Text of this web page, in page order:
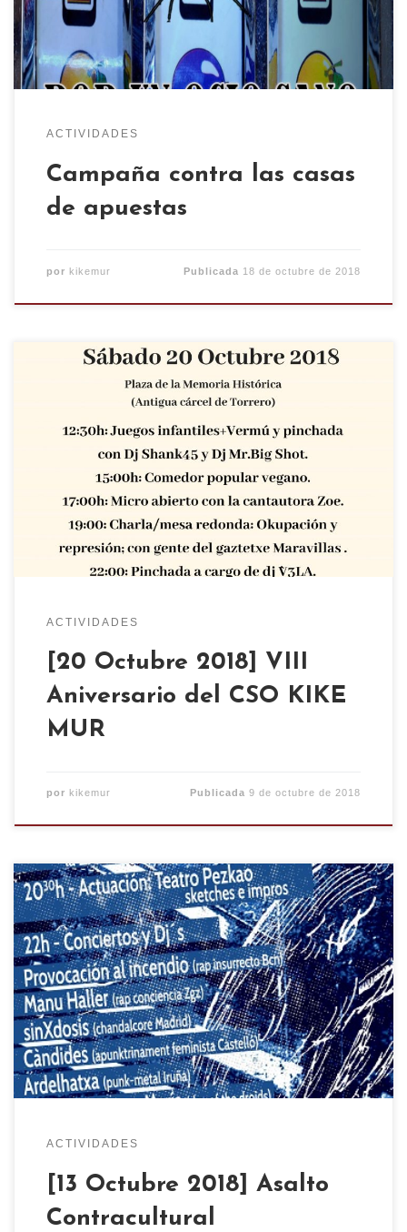
ganando dinero rápido. Pero no cuentan la
realidad: la banca siempre gana, robando a
nuestras […]
ACTIVIDADES
Campaña contra las casas
de apuestas
por kikemur Publicada 18 de octubre de 2018
No te pierdas el VII Aniversario del CSO KIKE
MUR el 20 octubre. La jornada empezará a las
12:30 con juegos infantiles, vermú y pinchada a
cargo de dj Shank45 y dj Mr Big Shot. Luego
habrá comida a las 15:00 y a las 17:00 micro
abierto con la participación […]
ACTIVIDADES
[20 Octubre 2018] VIII
Aniversario del CSO KIKE
MUR
por kikemur Publicada9 de octubre de 2018
Un año más llega el Asalto contracultural, que se
celebrará el 13 de octubre, sábado, en un lugar
que será anunciado pocas horas antes del
evento. La programación constará de CHARLA
ACTUACIÓN CONCIERTOS DJ´s Localización
https://www.google.es/maps/place/Calle+Edison,+
Tomas+A.,+22,+50014+Zaragoza/@41.66889,-0.867
1969,343m/data=!3m2!1e3!4b1!4m5!3m4!1s0xd59147
d3e429b17:0x71cc9b99091ad557!8m2!3d41.66889!4
d-0.8661
ACTIVIDADES
[13 Octubre 2018] Asalto
Contracultural